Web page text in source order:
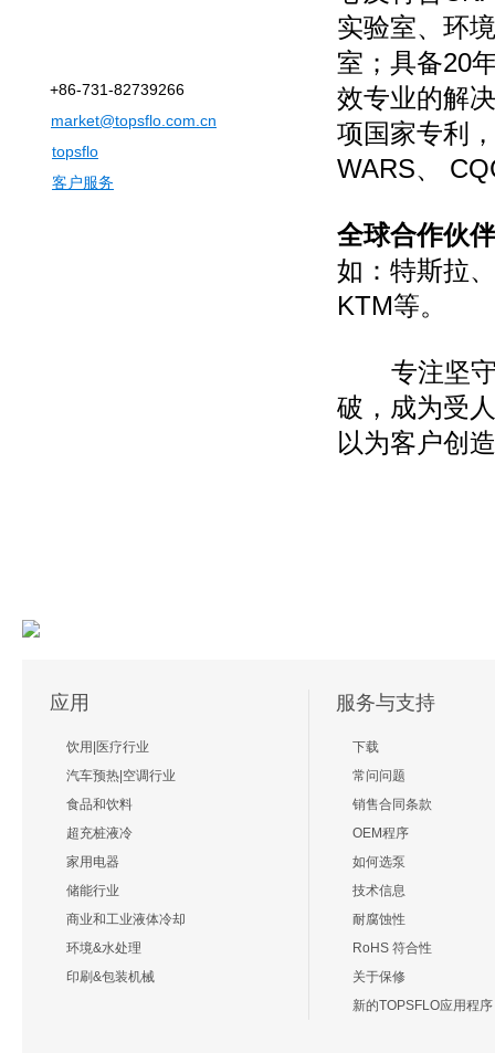
+86-731-82739266
market@topsflo.com.cn
topsflo
客户服务
实验室、环
室；具备20
效专业的解
项国家专利
WARS、
全球合作伙伴
如：特斯拉
KTM等。
专注坚守
破，成为受
以为客户创
应用
饮用|医疗行业
汽车预热|空调行业
食品和饮料
超充桩液冷
家用电器
储能行业
商业和工业液体冷却
环境&水处理
印刷&包装机械
服务与支持
下载
常问问题
销售合同条款
OEM程序
如何选泵
技术信息
耐腐蚀性
RoHS 符合性
关于保修
新的TOPSFLO应用程序